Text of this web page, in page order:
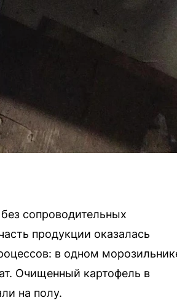
сопроводительных
продукции оказалась
в одном
Очищенный картофель в
на полу.